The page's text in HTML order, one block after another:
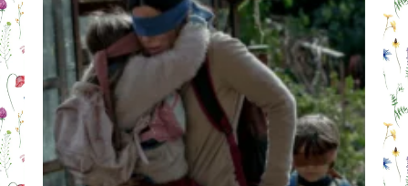
OP
BLOEMEN